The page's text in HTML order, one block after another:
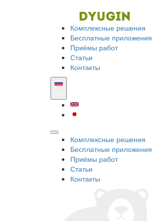
Комплексные решения
Бесплатные приложения
Приёмы работ
Статьи
Контакты
Комплексные решения
Бесплатные приложения
Приёмы работ
Статьи
Контакты